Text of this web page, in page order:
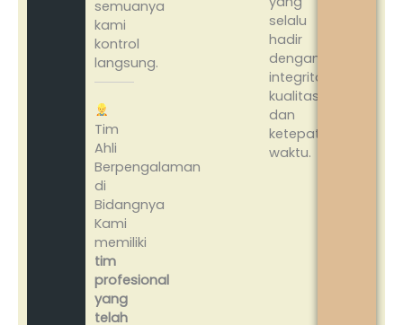
semuanya
kami
kontrol
langsung.
Tim
Ahli
Berpengalaman
di
Bidangnya
Kami
memiliki
tim
profesional
yang
telah
selalu
hadir
dengan
integritas,
kualitas,
dan
ketepatan
waktu.